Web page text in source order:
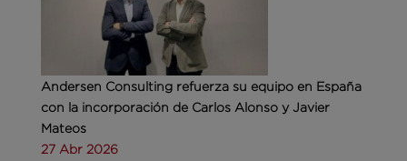
Andersen Consulting refuerza su equipo en España
con la incorporación de Carlos Alonso y Javier
Mateos
27 Abr 2026